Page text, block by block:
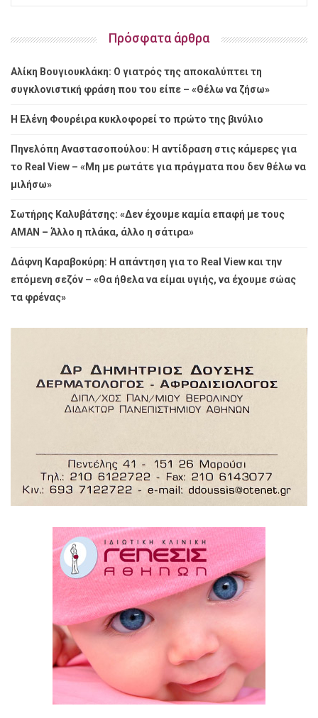
Πρόσφατα άρθρα
Αλίκη Βουγιουκλάκη: Ο γιατρός της αποκαλύπτει τη
συγκλονιστική φράση που του είπε – «Θέλω να ζήσω»
Η Ελένη Φουρέιρα κυκλοφορεί το πρώτο της βινύλιο
Πηνελόπη Αναστασοπούλου: Η αντίδραση στις κάμερες για
το Real View – «Μη με ρωτάτε για πράγματα που δεν θέλω να
μιλήσω»
Σωτήρης Καλυβάτσης: «Δεν έχουμε καμία επαφή με τους
ΑΜΑΝ – Άλλο η πλάκα, άλλο η σάτιρα»
Δάφνη Καραβοκύρη: Η απάντηση για το Real View και την
επόμενη σεζόν – «Θα ήθελα να είμαι υγιής, να έχουμε σώας
τα φρένας»